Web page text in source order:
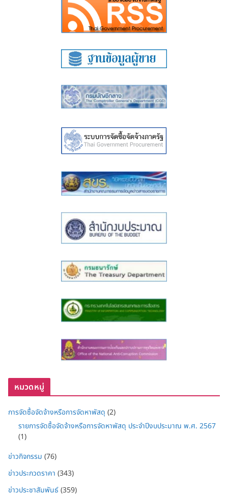
หมวดหมู่
การจัดซื้อจัดจ้างหรือการจัดหาพัสดุ (2)
รายการจัดซื้อจัดจ้างหรือการจัดหาพัสดุ ประจำปีงบประมาณ พ.ศ. 2567
(1)
ข่าวกิจกรรม (76)
ข่าวประกวดราคา (343)
ข่าวประชาสัมพันธ์(359)